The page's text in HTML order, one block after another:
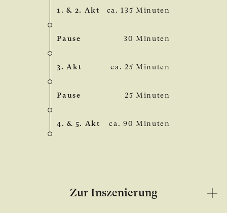
1. & 2. Akt ca. 135 Minuten
Pause 30 Minuten
3. Akt ca. 25 Minuten
Pause 25 Minuten
4. & 5. Akt ca. 90 Minuten
Zur Inszenierung